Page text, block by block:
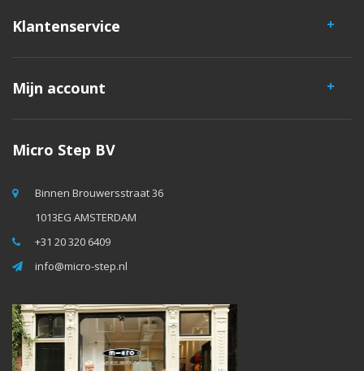
Klantenservice
Mijn account
Micro Step BV
Binnen Brouwersstraat 36
1013EG AMSTERDAM
+31 20 320 6409
info@micro-step.nl